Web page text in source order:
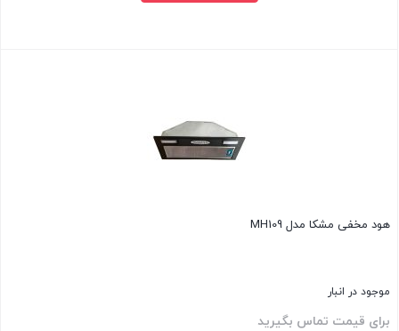
هود مخفی مشکا مدل MH109
موجود در انبار
برای قیمت تماس بگیرید